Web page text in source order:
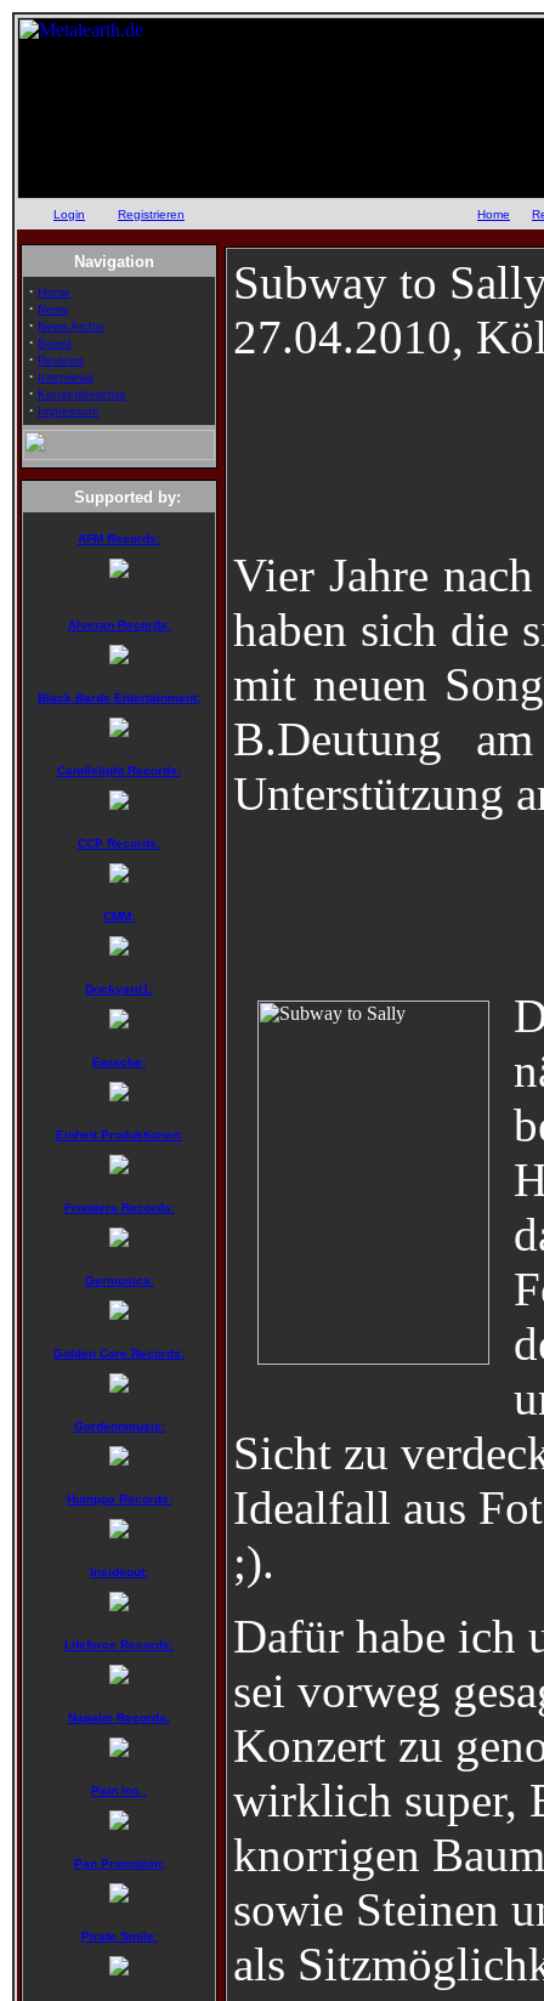
Login Registrieren Home
Navigation
· Home
· News
· News Archiv
· Board
· Reviews
· Interviews
· Konzertberichte
· Impressum
Supported by:
AFM Records:
Alveran Records:
Black Bards Entertainment:
Candlelight Records:
CCP Records:
CMM:
Dockyard1:
Earache:
Einheit Produktionen:
Frontiers Records:
Germusica:
Golden Core Records:
Gordeonmusic:
Humppa Records:
Insideout:
Lifeforce Records:
Napalm Records:
Pain Inc.:
Pan Promotion:
Pirate Smile:
Subway to
27.04.2010,
Vier Jahre
haben sich die
mit neuen
B.Deutung
Unterstützung
Sicht zu
Idealfall aus
;).
Dafür habe ich
sei vorweg
Konzert zu
wirklich super,
knorrigen
sowie Steinen
als